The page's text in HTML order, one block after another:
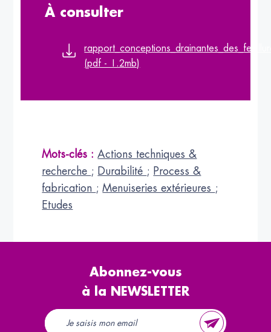
À consulter
(pdf - 1.2mb)
Mots-clés : Actions techniques &
recherche ; Durabilité ; Process &
fabrication ;Menuiseries extérieures ;
Etudes
Abonnez-vous
à la NEWSLETTER